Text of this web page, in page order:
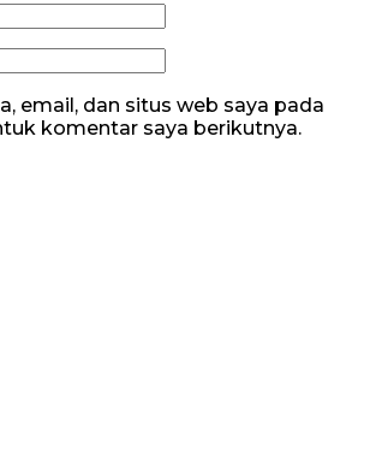
email, dan situs web saya pada
komentar saya berikutnya.